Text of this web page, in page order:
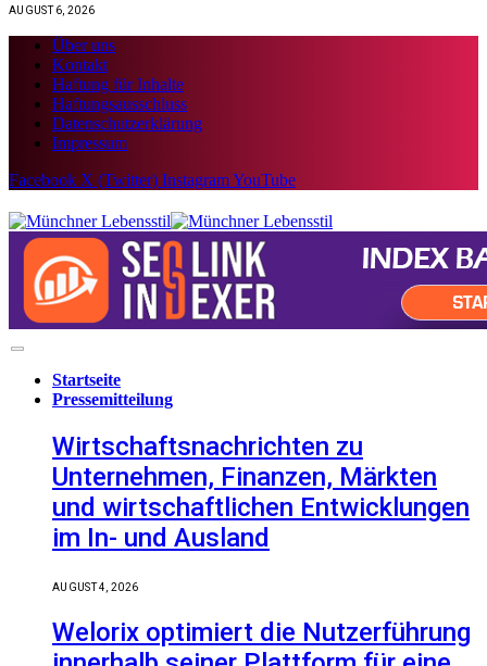
AUGUST 6, 2026
Über uns
Kontakt
Haftung für Inhalte
Haftungsausschluss
Datenschutzerklärung
Impressum
Facebook X (Twitter) InstagramYouTube
Startseite
Pressemitteilung
Wirtschaftsnachrichten zu
Unternehmen, Finanzen, Märkten
und wirtschaftlichen Entwicklungen
im In- und Ausland
AUGUST 4, 2026
Welorix optimiert die Nutzerführung